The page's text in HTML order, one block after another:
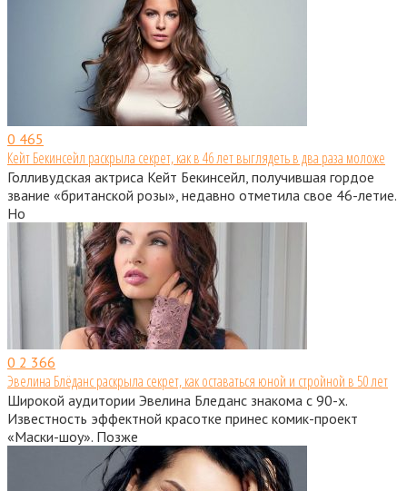
0 465
Кейт Бекинсейл раскрыла секрет, как в 46 лет выглядеть в два раза моложе
Голливудская актриса Кейт Бекинсейл, получившая гордое
звание «британской розы», недавно отметила свое 46-летие.
Но
0 2 366
Эвелина Блёданс раскрыла секрет, как оставаться юной и стройной в 50 лет
Широкой аудитории Эвелина Бледанс знакома с 90-х.
Известность эффектной красотке принес комик-проект
«Маски-шоу». Позже